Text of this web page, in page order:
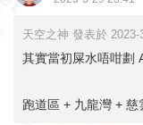
天空之神 發表於 2023-
其實當初屎水唔咁劃
跑道區 + 九龍灣 +